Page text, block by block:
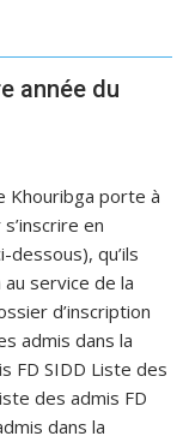
année du
Khouribga porte à
en
qu’ils
service de la
d’inscription
admis dans la
FD SIDD Liste des
des admis FD
dans la